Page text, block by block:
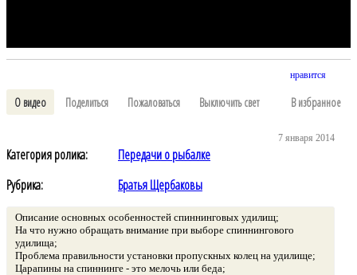
нравится
О видео Поделиться Пожаловаться Выключить свет В избранное
Категория ролика:
Передачи о рыбалке
Рубрика:
Братья Щербаковы
Описание основных особенностей спиннинговых удилищ;
На что нужно обращать внимание при выборе спиннингового
удилища;
Проблема правильности установки пропускных колец на удилище;
Царапины на спиннинге - это мелочь или беда;
7 января 2014